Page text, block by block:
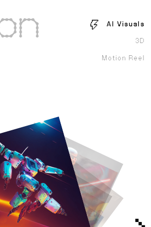
AI Visuals
3D
Motion Reel
Prompt:
Copy
Prompt:
Prompt:
Copy
Prompt:
Prompt:
Copy
Prompt:
Prompt:
Copy
Prompt:
Prompt:
Prompt:
Prompt:
Prompt:
Prompt:
Prompt:
Prompt:
Prompt:
Prompt: Prompt: